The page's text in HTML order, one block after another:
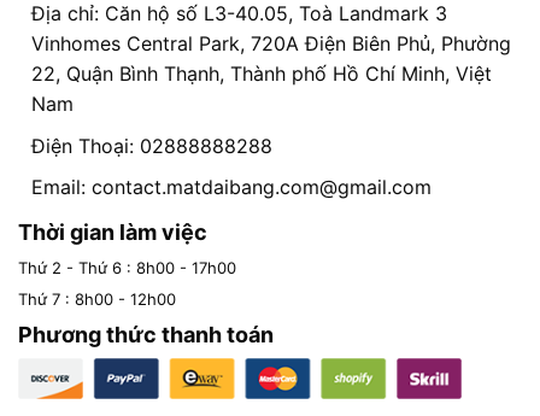
Địa chỉ: Căn hộ số L3-40.05, Toà Landmark 3
Vinhomes Central Park, 720A Điện Biên Phủ, Phường
22, Quận Bình Thạnh, Thành phố Hồ Chí Minh, Việt
Nam
Điện Thoại: 02888888288
Email: contact.matdaibang.com@gmail.com
Thời gian làm việc
Thứ 2 - Thứ 6 : 8h00 - 17h00
Thứ 7 : 8h00 - 12h00
Phương thức thanh toán